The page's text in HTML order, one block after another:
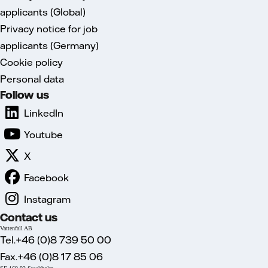
applicants (Global)
Privacy notice for job
applicants (Germany)
Cookie policy
Personal data
Follow us
LinkedIn
Youtube
X
Facebook
Instagram
Contact us
Vattenfall AB
Tel.+46 (0)8 739 50 00
Fax.+46 (0)8 17 85 06